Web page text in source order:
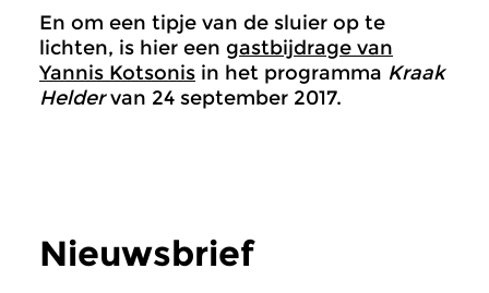
En om een tipje van de sluier op te
lichten, is hier een gastbijdrage van
Yannis Kotsonis in het programma Kraak
Heldervan 24 september 2017.
Nieuwsbrief